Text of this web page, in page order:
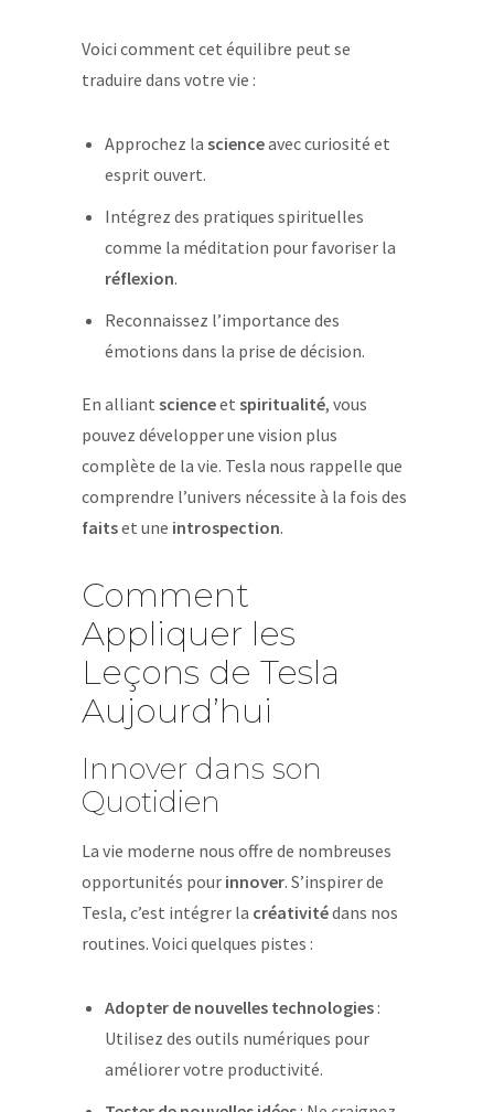
Voici comment cet équilibre peut se
traduire dans votre vie :
Approchez la scienceavec curiosité et
esprit ouvert.
Intégrez des pratiques spirituelles
comme la méditation pour favoriser la
réflexion.
Reconnaissez l’importance des
émotions dans la prise de décision.
En alliant scienceet spiritualité, vous
pouvez développer une vision plus
complète de la vie. Tesla nous rappelle que
comprendre l’univers nécessite à la fois des
faitset une introspection.
Comment
Appliquer les
Leçons de Tesla
Aujourd’hui
Innover dans son
Quotidien
La vie moderne nous offre de nombreuses
opportunités pour innover. S’inspirer de
Tesla, c’est intégrer la créativitédans nos
routines. Voici quelques pistes :
Adopter de nouvelles technologies:
Utilisez des outils numériques pour
améliorer votre productivité.